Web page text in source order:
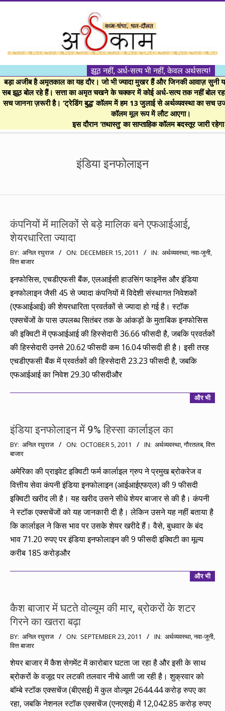
।।
अर्थकाम।।
BE
FINANCIALLY
CLEVER!
झूठ नहीं, अर्ध-सत्य भी नहीं, केवल अर्थसत्य!
बड़ा अजीब है अमृतकाल का यह दौर। जो भी ज्यादा मुखर हैं और जिनकी आवाज़ सुनी
सब झूठ बोल रहे हैं। सत्ता का अमृत चखने के चक्कर में कोई अर्ध-सत्य तक नहीं बोल
सच जानना ज़रूरी है। ‘ट्रेडिंग बुद्ध’ कॉलम में हम 13 जुलाई से अर्थव्यवस्था का सच
कॉलम मूल रूप में लौट आएगा।
इस दौरान ‘तथास्तु’ का साप्ताहिक कॉलम बदस्तूर जारी
इंडिया इनफोलाइन
कंपनियों में मालिकों से बड़े मालिक बने एफआईआई,
शेयरधारिता ज्यादा
2011-
12-
15
BY: अनिल रघुराज ON: DECEMBER 15, 2011 IN: अर्थव्यवस्था,नवा-जूनी,
वित्त बाजार
इनफोसिस, एचडीएफसी बैंक, एलआईसी हाउसिंग फाइनेंस और इंडिया
इनफोलाइन जैसी 45 से ज्यादा कंपनियों में विदेशी संस्थागत निवेशकों
(एफआईआई) की शेयरधारिता प्रवर्तकों से ज्यादा हो गई है। स्टॉक
एक्सचेंजों के पास उपलब्ध सितंबर तक के आंकड़ों के मुताबिक इनफोसिस
की इक्विटी में एफआईआई की हिस्सेदारी 36.66 फीसदी है, जबकि प्रवर्तकों
की हिस्सेदारी उनसे 20.62 फीसदी कम 16.04 फीसदी ही है। इसी तरह
एचडीएफसी बैंक में प्रवर्तकों की हिस्सेदारी 23.23 फीसदी है, जबकि
एफआईआई का निवेश 29.30 फीसदीऔर
और भी
इंडिया इनफोलाइन में 9% हिस्सा कार्लाइल का
2011-
10-
05
BY: अनिल रघुराज ON: OCTOBER 5, 2011 IN: अर्थव्यवस्था,गौरतलब,वित्त
बाजार
अमेरिका की प्राइवेट इक्विटी फर्म कार्लाइल ग्रुप ने प्रमुख ब्रोकरेज व
वित्तीय सेवा कंपनी इंडिया इनफोलाइन (आईआईएफएल) की 9 फीसदी
इक्विटी खरीद ली है। यह खरीद उसने सीधे शेयर बाजार से की है। कंपनी
ने स्टॉक एक्सचेंजों को यह जानकारी दी है। लेकिन उसने यह नहीं बताया है
कि कार्लाइल ने किस भाव पर उसके शेयर खरीदे हैं। वैसे, बुधवार के बंद
भाव 71.20 रुपए पर इंडिया इनफोलाइन की 9 फीसदी इक्विटी का मूल्य
करीब 185 करोड़और
और भी
कैश बाजार में घटते वोल्यूम की मार, ब्रोकरों के शटर
गिरने का खतरा बढ़ा
2011-
09-
23
BY: अनिल रघुराज ON: SEPTEMBER 23, 2011 IN: अर्थव्यवस्था,नवा-जूनी,
वित्त बाजार
शेयर बाजार में कैश सेगमेंट में कारोबार घटता जा रहा है और इसी के साथ
ब्रोकरों के वजूद पर लटकी तलवार नीचे आती जा रही है। शुक्रवार को
बॉम्बे स्टॉक एक्सचेंज (बीएसई) में कुल वोल्यूम 2644.44 करोड़ रुपए का
रहा, जबकि नेशनल स्टॉक एक्सचेंज (एनएसई) में 12,042.85 करोड़ रुपए